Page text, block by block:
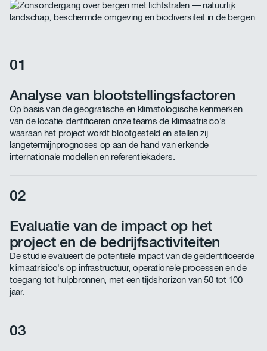
01
Analyse van blootstellingsfactoren
Op basis van de geografische en klimatologische kenmerken
van de locatie identificeren onze teams de klimaatrisico's
waaraan het project wordt blootgesteld en stellen zij
langetermijnprognoses op aan de hand van erkende
internationale modellen en referentiekaders.
02
Evaluatie van de impact op het
project en de bedrijfsactiviteiten
De studie evalueert de potentiële impact van de geïdentificeerde
klimaatrisico's op infrastructuur, operationele processen en de
toegang tot hulpbronnen, met een tijdshorizon van 50 tot 100
jaar.
03